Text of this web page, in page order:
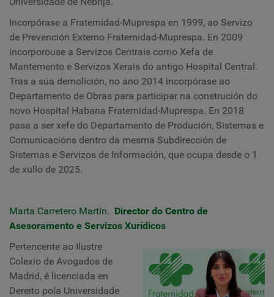
Incorpórase a Fraternidad-Muprespa en 1999, ao Servizo
de Prevención Externo Fraternidad-Muprespa. En 2009
incorporouse a Servizos Centrais como Xefa de
Mantemento e Servizos Xerais do antigo Hospital Central.
Tras a súa demolición, no ano 2014 incorpórase ao
Departamento de Obras para participar na construción do
novo Hospital Habana Fraternidad-Muprespa. En 2018
pasa a ser xefe do Departamento de Produción, Sistemas e
Comunicacións dentro da mesma Subdirección de
Sistemas e Servizos de Información, que ocupa desde o 1
de xullo de 2025.
Marta Carretero Martín. Director do Centro de
Asesoramento e Servizos Xurídicos
Pertencente ao Ilustre
Colexio de Avogados de
Madrid, é licenciada en
Dereito pola Universidade